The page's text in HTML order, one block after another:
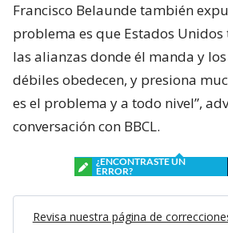
Francisco Belaunde también
problema es que Estados
las alianzas donde él manda y
débiles obedecen, y presiona
es el problema y a todo nivel”,
conversación con BBCL.
¿ENCONTRASTE UN
ERROR?
Revisa nuestra página de